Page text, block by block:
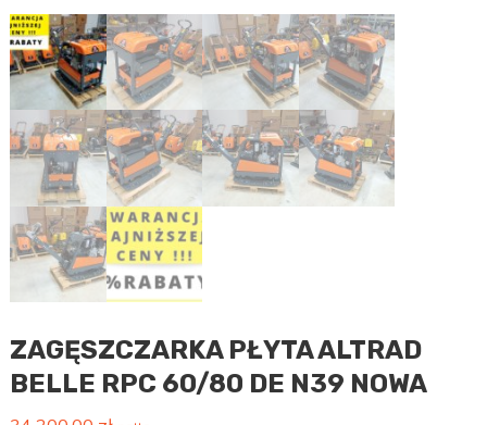
ZAGĘSZCZARKA PŁYTA ALTRAD
BELLE RPC 60/80 DE N39 NOWA